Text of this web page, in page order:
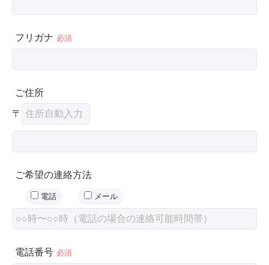
フリガナ 必須
ご住所
〒
ご希望の連絡方法
電話 メール
電話番号 必須